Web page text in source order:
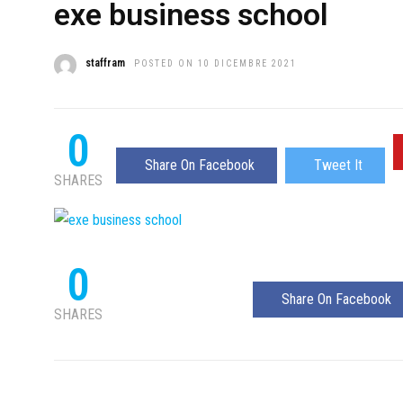
exe business school
staffram POSTED ON 10 DICEMBRE 2021
0
SHARES
Share On Facebook Tweet It
0
SHARES
Share On Facebook